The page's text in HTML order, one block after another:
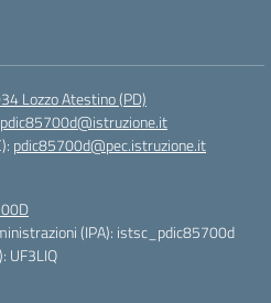
Lozzo Atestino (PD)
pdic85700d@istruzione.it
pdic85700d@pec.istruzione.it
(IPA): istsc_pdic85700d
UF3LIQ